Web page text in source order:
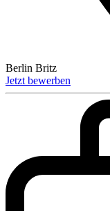
Berlin Britz
Jetzt bewerben